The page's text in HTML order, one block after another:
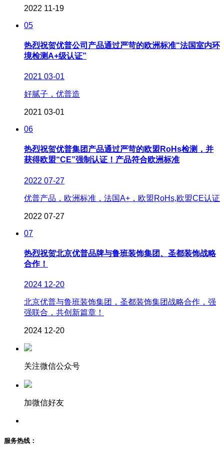
2022 11-19
05
热烈祝贺优普公司产品通过严苛的欧洲标准“法国室内环
境检测A+级认证”
2021 03-01
好腻子，优普造
2021 03-01
06
热烈祝贺优普集团产品通过严苛的欧盟RoHs检测，并
获得欧盟“CE”强制认证！产品符合欧洲标准
2022 07-27
优普产品，欧洲标准，法国A+，欧盟RoHs,欧盟CE认证
2022 07-27
07
热烈祝贺北京优普品牌与鲁班装饰集团、圣都装饰战略
合作！
2024 12-20
北京优普与鲁班装饰集团，圣都装饰集团战略合作，强
强联合，共创新篇章！
2024 12-20
关注微信公众号
加微信好友
服务热线：